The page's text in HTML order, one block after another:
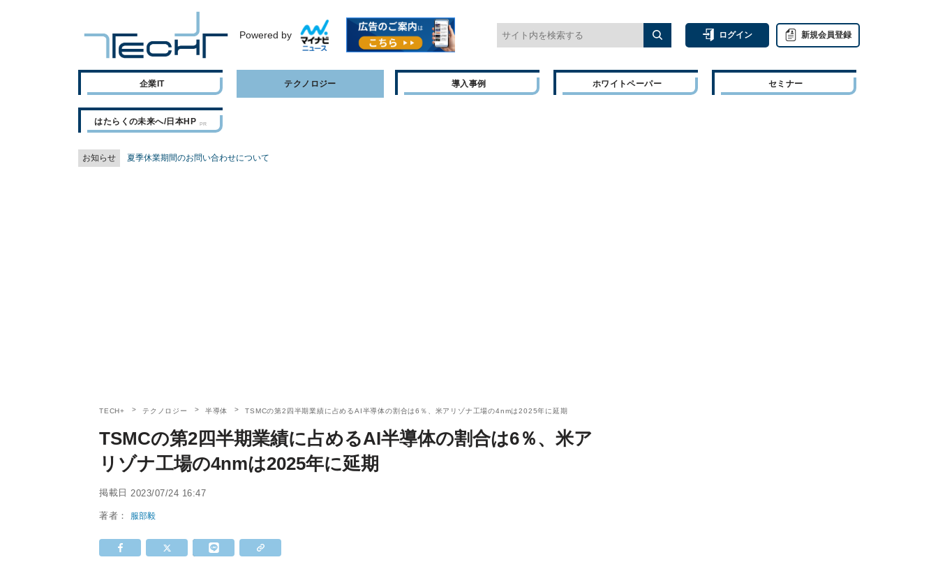
Powered by ログイン 新規会員登録
企業IT テクノロジー 導入事例 ホワイトペーパー セミナー
はたらくの未来へ/日本HP
お知らせ 夏季休業期間のお問い合わせについて
TECH+ テクノロジー 半導体 TSMCの第2四半期業績に占めるAI半導体の割合は6％、米アリゾナ工場の4nmは2025年に延期
TSMCの第2四半期業績に占めるAI半導体の割合は6％、米ア
リゾナ工場の4nmは2025年に延期
掲載日 2023/07/24 16:47
著者： 服部毅